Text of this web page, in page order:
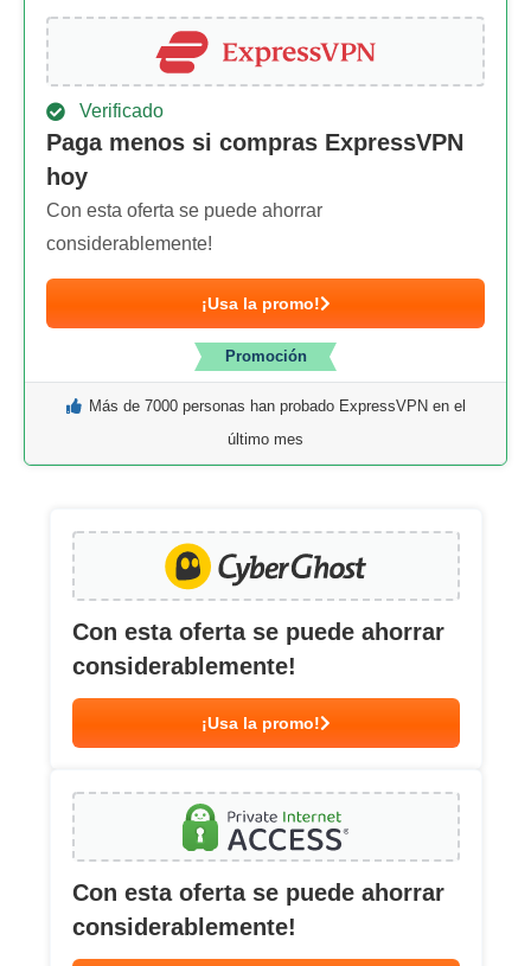
Verificado
Paga menos si compras ExpressVPN
hoy
Con esta oferta se puede ahorrar
considerablemente!
¡Usa la promo!
Promoción
Más de 7000 personas han probado ExpressVPN en el
último mes
Con esta oferta se puede ahorrar
considerablemente!
¡Usa la promo!
Con esta oferta se puede ahorrar
considerablemente!